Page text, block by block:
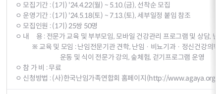
ㅇ 모집기간 : (1기) '24.4.22(월) ~ 5.10.(금), 선착순 모집
ㅇ 운영기간 : (1기) '24.5.18(토) ~ 7.13.(토), 세부일정 붙임 참조
ㅇ 모집인원 : (1기) 25쌍 50명
ㅇ 내 용 : 전문가 교육 및 부부모임, 모바일 건강관리 프로그램 및 상담, 난
※ 교육 및 모임 : 난임전문기관 견학, 난임 · 비뇨기과 · 정신건강의학
운동 및 식이 전문가 강의, 숲체험, 걷기프로그램 운영
ㅇ 참 가 비 : 무료
ㅇ 신청방법 : (사)한국난임가족연합회 홈페이지(http://www.agaya.org/